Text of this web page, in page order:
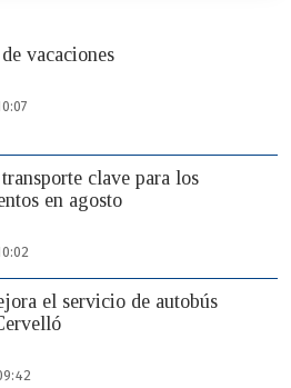
vacaciones
clave para los
en agosto
el servicio de autobús